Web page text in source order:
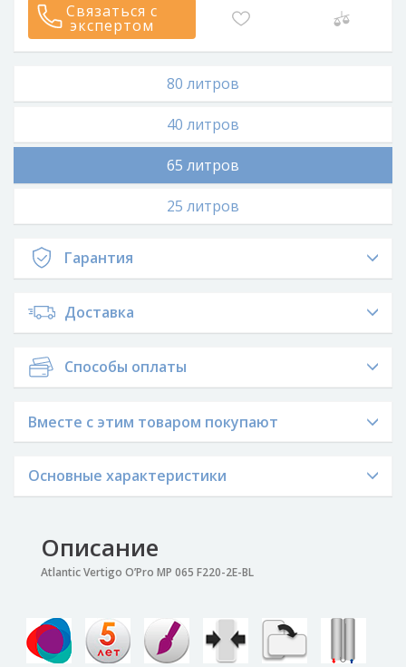
Основные характеристики
Связаться с
экспертом
80 литров
40 литров
65 литров
25 литров
Гарантия
Доставка
Способы оплаты
Вместе с этим товаром покупают
Описание
Atlantic Vertigo O’Pro MP 065 F220-2E-BL